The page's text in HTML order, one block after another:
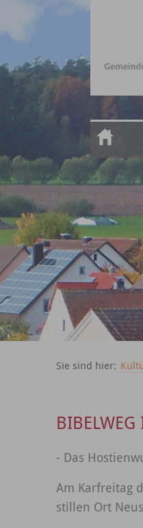
Sie sind hier:
- Das
Am Karfreitag
stillen Ort